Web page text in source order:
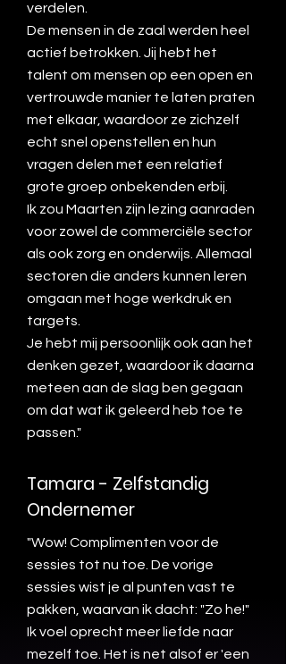
verdelen.
De mensen in de zaal werden heel
actief betrokken. Jij hebt het
talent om mensen op een open en
vertrouwde manier te laten praten
met elkaar, waardoor ze zichzelf
echt snel openstellen en hun
vragen delen met een relatief
grote groep onbekenden erbij.
Ik zou Maarten zijn lezing aanraden
voor zowel de commerciële sector
als ook zorg en onderwijs. Allemaal
sectoren die anders kunnen leren
omgaan met hoge werkdruk en
targets.
Je hebt mij persoonlijk ook aan het
denken gezet, waardoor ik daarna
meteen aan de slag ben gegaan
om dat wat ik geleerd heb toe te
passen."
Tamara - Zelfstandig
Ondernemer
"Wow! Complimenten voor de
sessies tot nu toe. De vorige
sessies wist je al punten vast te
pakken, waarvan ik dacht: "Zo he!"
Ik voel oprecht meer liefde naar
mezelf toe. Het is net alsof er 'een